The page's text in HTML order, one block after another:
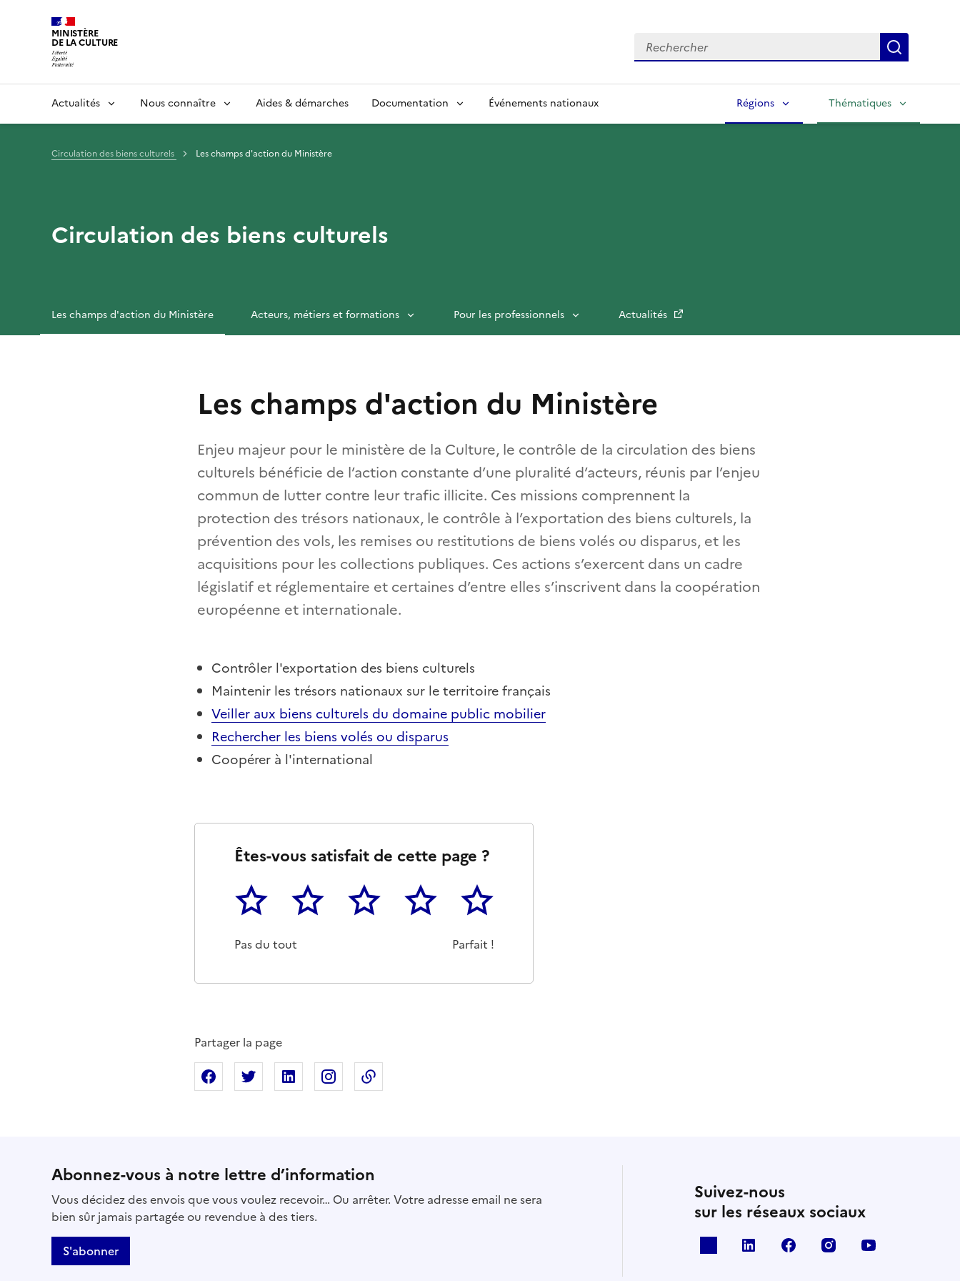
MINISTÈRE
DE LA CULTURE Rechercher
Actualités Nous connaître Aides & démarches Documentation Événements nationaux Régions Thématiques
Circulation des biens culturels Les champs d'action du Ministère
Circulation des biens culturels
Les champs d'action du Ministère Acteurs, métiers et formations Pour les professionnels Actualités
Les champs d'action du Ministère
Enjeu majeur pour le ministère de la Culture, le contrôle de la circulation des biens
culturels bénéficie de l’action constante d’une pluralité d’acteurs, réunis par l’enjeu
commun de lutter contre leur trafic illicite. Ces missions comprennent la
protection des trésors nationaux, le contrôle à l’exportation des biens culturels, la
prévention des vols, les remises ou restitutions de biens volés ou disparus, et les
acquisitions pour les collections publiques. Ces actions s’exercent dans un cadre
législatif et réglementaire et certaines d’entre elles s’inscrivent dans la coopération
européenne et internationale.
Contrôler l'exportation des biens culturels
Maintenir les trésors nationaux sur le territoire français
Veiller aux biens culturels du domaine public mobilier
Rechercher les biens volés ou disparus
Coopérer à l'international
Êtes-vous satisfait de cette page ?
1
Pas du tout
2 3 4 5
Parfait !
Partager la page
Partager sur Facebook
Partager sur XPartager sur Linkedin
Partager sur Instagram
Abonnez-vous à notre lettre d’information
Vous décidez des envois que vous voulez recevoir… Ou arrêter. Votre adresse email ne sera
bien sûr jamais partagée ou revendue à des tiers.
S'abonner
Suivez-nous
sur les réseaux sociaux
linkedin facebook instagram